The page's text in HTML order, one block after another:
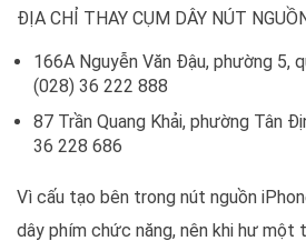
ĐỊA CHỈ THAY CỤM DÂY NÚT
166A Nguyễn Văn Đậu, phường 5,
(028) 36 222 888
87 Trần Quang Khải, phường Tân
36 228 686
Vì cấu tạo bên trong nút nguồn
dây phím chức năng, nên khi hư một